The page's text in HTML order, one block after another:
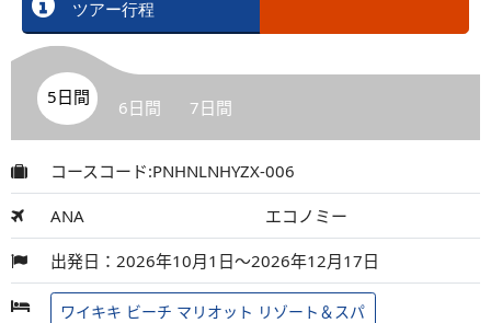
ツアー行程
5日間 6日間 7日間
コースコード:PNHNLNHYZX-006
ANA エコノミー
出発日：2026年10月1日～2026年12月17日
ワイキキ ビーチ マリオット リゾート＆スパ